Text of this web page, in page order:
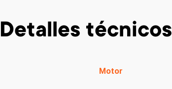
Detalles técnicos
Motor